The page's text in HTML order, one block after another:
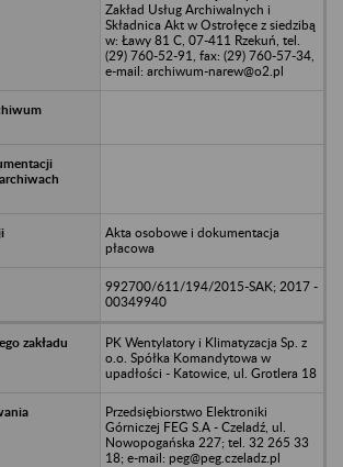
Zakład Usług Archiwalnych i
Składnica Akt w Ostrołęce z siedzibą
w: Ławy 81 C, 07-411 Rzekuń, tel.
(29) 760-52-91, fax: (29) 760-57-34,
e-mail: archiwum-narew@o2.pl
Akta osobowe i dokumentacja
płacowa
992700/611/194/2015-SAK; 2017 -
00349940
PK Wentylatory i Klimatyzacja Sp. z
o.o. Spółka Komandytowa w
upadłości - Katowice, ul. Grotlera 18
Przedsiębiorstwo Elektroniki
Górniczej FEG S.A - Czeladź, ul.
Nowopogańska 227; tel. 32 265 33
18; e-mail: peg@peg.czeladz.pl